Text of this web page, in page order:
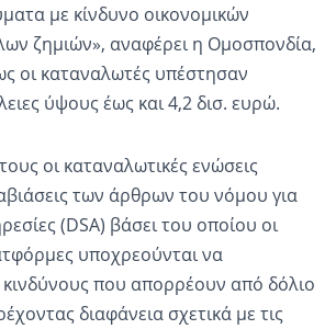
με κίνδυνο οικονομικών
ζημιών», αναφέρει η Ομοσπονδία,
οι καταναλωτές υπέστησαν
ύψους έως και 4,2 δισ. ευρώ.
οι καταναλωτικές ενώσεις
των άρθρων του νόμου για
(DSA) βάσει του οποίου οι
υποχρεούνται να
κινδύνους που απορρέουν από δόλιο
διαφάνεια σχετικά με τις